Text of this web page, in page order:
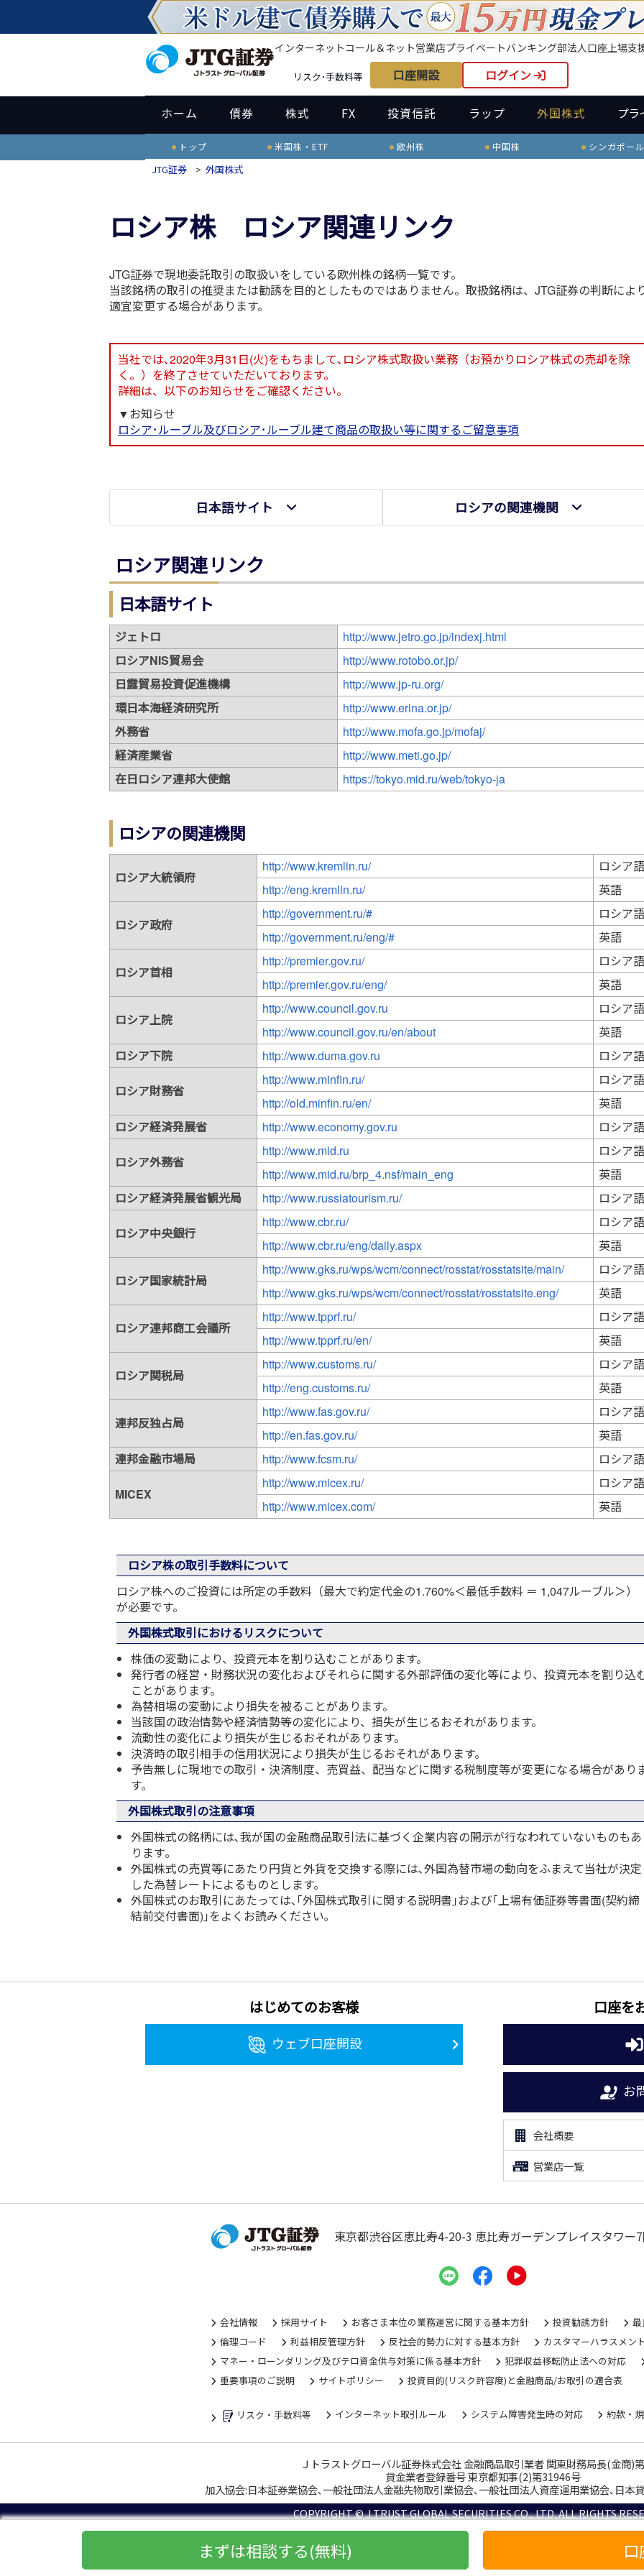
インターネットコール＆ネット営業店プライベートバンキング部法人口座上場支
リスク･手数料等 口座開設 ログイン
ホーム 債券 株式 FX 投資信託 ラップ 外国株式 プラ
トップ 米国株・ETF 欧州株 中国株 シンガポー
JTG証券 > 外国株式
ロシア株 ロシア関連リンク
JTG証券で現地委託取引の取扱いをしている欧州株の銘柄一覧です。
当該銘柄の取引の推奨または勧誘を目的としたものではありません。取扱銘柄は、JTG証券の判断によ
適宜変更する場合があります。
当社では､2020年3月31日(火)をもちまして､ロシア株式取扱い業務（お預かりロシア株式の売却を除
く。）を終了させていただいております。
詳細は、以下のお知らせをご確認ください。
▼お知らせ
ロシア･ルーブル及びロシア･ルーブル建て商品の取扱い等に関するご留意事項
日本語サイト ロシアの関連機関
ロシア関連リンク
日本語サイト
ジェトロ
http://www.jetro.go.jp/indexj.html
ロシアNIS貿易会
http://www.rotobo.or.jp/
日露貿易投資促進機構
http://www.jp-ru.org/
環日本海経済研究所
http://www.erina.or.jp/
外務省
http://www.mofa.go.jp/mofaj/
経済産業省
http://www.meti.go.jp/
在日ロシア連邦大使館
https://tokyo.mid.ru/web/tokyo-ja
ロシアの関連機関
ロシア大統領府
http://www.kremlin.ru/
ロシア語
http://eng.kremlin.ru/
英語
ロシア政府
http://government.ru/#
ロシア語
http://government.ru/eng/#
英語
ロシア首相
http://premier.gov.ru/
ロシア語
http://premier.gov.ru/eng/
英語
ロシア上院
http://www.council.gov.ru
ロシア語
http://www.council.gov.ru/en/about
英語
ロシア下院
http://www.duma.gov.ru ロシア語
ロシア財務省
http://www.minfin.ru/
ロシア語
http://old.minfin.ru/en/
英語
ロシア経済発展省
http://www.economy.gov.ru ロシア語
ロシア外務省
http://www.mid.ru
ロシア語
http://www.mid.ru/brp_4.nsf/main_eng
英語
ロシア経済発展省観光局
http://www.russiatourism.ru/ ロシア語
ロシア中央銀行
http://www.cbr.ru/
ロシア語
http://www.cbr.ru/eng/daily.aspx
英語
ロシア国家統計局
http://www.gks.ru/wps/wcm/connect/rosstat/rosstatsite/main/
ロシア語
http://www.gks.ru/wps/wcm/connect/rosstat/rosstatsite.eng/
英語
ロシア連邦商工会議所
http://www.tpprf.ru/
ロシア語
http://www.tpprf.ru/en/
英語
ロシア関税局
http://www.customs.ru/
ロシア語
http://eng.customs.ru/
英語
連邦反独占局
http://www.fas.gov.ru/
ロシア語
http://en.fas.gov.ru/
英語
連邦金融市場局
http://www.fcsm.ru/ ロシア語
MICEX
http://www.micex.ru/
ロシア語
http://www.micex.com/
英語
ロシア株の取引手数料について
ロシア株へのご投資には所定の手数料（最大で約定代金の1.760%＜最低手数料 ＝ 1,047ルーブル＞）
が必要です。
外国株式取引におけるリスクについて
株価の変動により、投資元本を割り込むことがあります。
発行者の経営・財務状況の変化およびそれらに関する外部評価の変化等により、投資元本を割り込
ことがあります。
為替相場の変動により損失を被ることがあります。
当該国の政治情勢や経済情勢等の変化により、損失が生じるおそれがあります。
流動性の変化により損失が生じるおそれがあります。
決済時の取引相手の信用状況により損失が生じるおそれがあります。
予告無しに現地での取引・決済制度、売買益、配当などに関する税制度等が変更になる場合があり
す。
外国株式取引の注意事項
外国株式の銘柄には､我が国の金融商品取引法に基づく企業内容の開示が行なわれていないものもあ
ります｡
外国株式の売買等にあたり円貨と外貨を交換する際には､外国為替市場の動向をふまえて当社が決定
した為替レートによるものとします。
外国株式のお取引にあたっては､｢外国株式取引に関する説明書｣および｢上場有価証券等書面(契約締
結前交付書面)｣をよくお読みください｡
はじめてのお客様
ウェブ口座開設
口座を
お
会社概要
営業店一覧
東京都渋谷区恵比寿4-20-3 恵比寿ガーデンプレイスタワー
会社情報 採用サイト お客さま本位の業務運営に関する基本方針 投資勧誘方針
倫理コード
利益相反管理方針 反社会的勢力に対する基本方針
カスタマーハラスメン
マネー・ローンダリング及びテロ資金供与対策に係る基本方針
犯罪収益移転防止法への対応
重要事項のご説明
サイトポリシー 投資目的(リスク許容度)と金融商品/お取引の適合表
リスク・手数料等 インターネット取引ルール システム障害発生時の対応 約款・
Ｊトラストグローバル証券株式会社 金融商品取引業者 関東財務局長(金商)
貸金業者登録番号 東京都知事(2)第31946号
加入協会:日本証券業協会､一般社団法人金融先物取引業協会､一般社団法人資産運用業協会､日本
COPYRIGHT © J TRUST GLOBAL SECURITIES CO., LTD. ALL RIGHTS
まずは相談する(無料)